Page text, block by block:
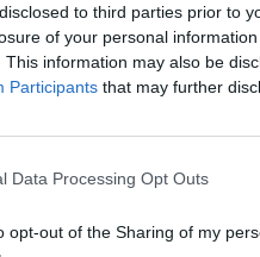
to third parties prior to
of your personal
This information may also be
Participants that may further
Data Processing Opt Outs
opt-out of the Sharing of my
20
de plus en plus ont des
dans ces avions.